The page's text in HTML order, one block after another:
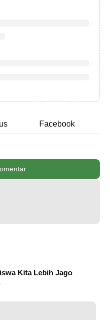
Facebook
Kita Lebih Jago